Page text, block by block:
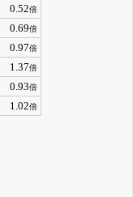
0.52倍
0.69倍
0.97倍
1.37倍
0.93倍
1.02倍